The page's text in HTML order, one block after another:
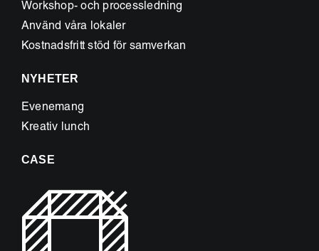
Workshop- och processledning
Använd våra lokaler
Kostnadsfritt stöd för samverkan
NYHETER
Evenemang
Kreativ lunch
CASE